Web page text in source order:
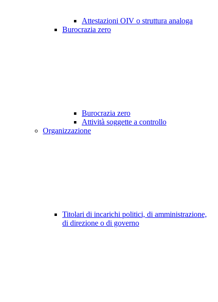
Attestazioni OIV o struttura analoga
Burocrazia zero
Burocrazia zero
Attività soggette a controllo
Organizzazione
Titolari di incarichi politici, di amministrazione,
di direzione o di governo